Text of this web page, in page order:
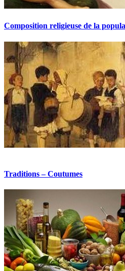
Composition religieuse de la
Traditions – Coutumes